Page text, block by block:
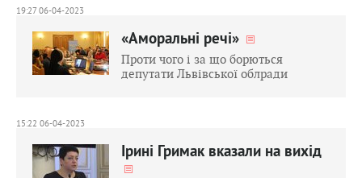
19:27 06-04-2023
«Аморальні речі»
Проти чого і за що борються
депутати Львівської облради
15:22 06-04-2023
Ірині Гримак вказали на вихід